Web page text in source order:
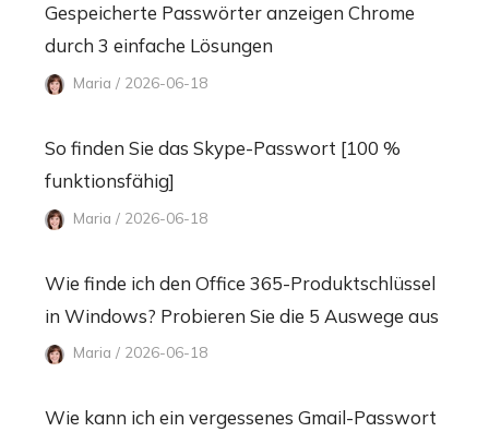
Gespeicherte Passwörter anzeigen Chrome
durch 3 einfache Lösungen
Maria / 2026-06-18
So finden Sie das Skype-Passwort [100 %
funktionsfähig]
Maria / 2026-06-18
Wie finde ich den Office 365-Produktschlüssel
in Windows? Probieren Sie die 5 Auswege aus
Maria / 2026-06-18
Wie kann ich ein vergessenes Gmail-Passwort